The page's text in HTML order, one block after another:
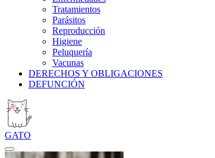
Tratamientos
Parásitos
Reproducción
Higiene
Peluquería
Vacunas
DERECHOS Y OBLIGACIONES
DEFUNCIÓN
GATO